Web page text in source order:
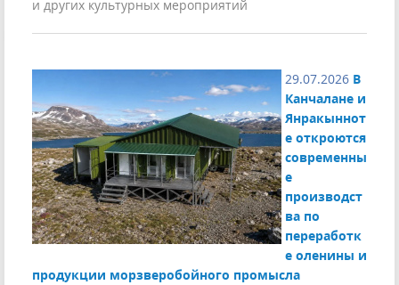
и других культурных мероприятий
29.07.2026 В
Канчалане и
Янракыннот
е откроются
современны
е
производст
ва по
переработк
е оленины и
продукции морзверобойного промысла